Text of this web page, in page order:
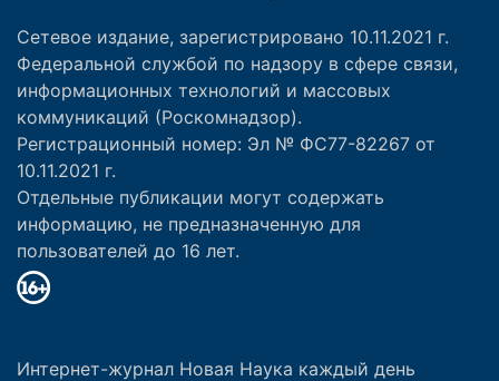
Сетевое издание, зарегистрировано 10.11.2021 г.
Федеральной службой по надзору в сфере связи,
информационных технологий и массовых
коммуникаций (Роскомнадзор).
Регистрационный номер: Эл № ФС77-82267 от
10.11.2021 г.
Отдельные публикации могут содержать
информацию, не предназначенную для
пользователей до 16 лет.
Интернет-журнал Новая Наука каждый день